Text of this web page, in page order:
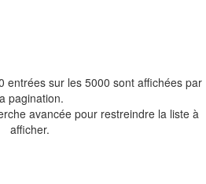
entrées sur les 5000 sont affichées par
pagination.
avancée pour restreindre la liste à
afficher.